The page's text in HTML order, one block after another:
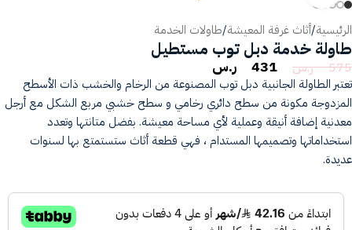
الرئيسية/أثاث غرفة المعيشة/طاولات الخدمة
طاولة خدمة دبل توب مستطيل
575 ر.س 431 ر.س
تعتبر الطاولة الجانبية دبل توب المصنوعة من الرخام والخشب ذات الأسطح
المزدوجة مكونة من سطح دائري رخامي و سطح خشبي مربع الشكل مع أرجل
معدنية إضافة أنيقة وعملية لأي مساحة معيشة. بفضل متانتها وتعدد
استخداماتها وتصميمها المستدام ، فهي قطعة أثاث ستستمتع بها لسنوات
عديدة.